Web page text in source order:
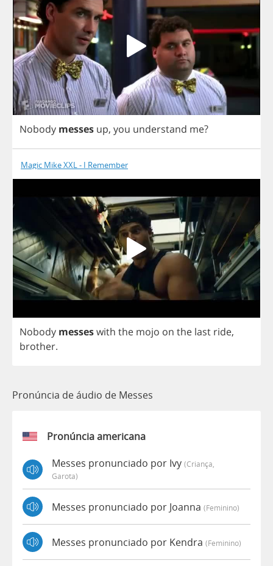
Nobody messes up, you understand me?
Magic Mike XXL - I Remember
Nobody messeswith the mojo on the last ride,
brother.
Pronúncia de áudio de Messes
Pronúncia americana
Messes pronunciado por Ivy (criança,
Garota)
Messes pronunciado por Joanna (feminino)
Messes pronunciado por Kendra (feminino)